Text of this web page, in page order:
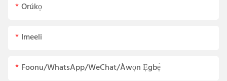
Orúkọ
Imeeli
Foonu/WhatsApp/WeChat/Àwọn Ẹgbẹ́